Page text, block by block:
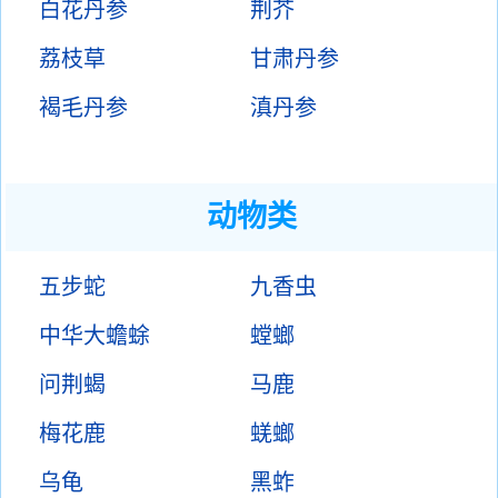
白花丹参
荆芥
荔枝草
甘肃丹参
褐毛丹参
滇丹参
动物类
五步蛇
九香虫
中华大蟾蜍
螳螂
问荆蝎
马鹿
梅花鹿
蜣螂
乌龟
黑蚱